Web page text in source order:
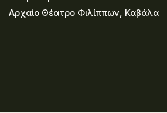
Αρχαίο Θέατρο Φιλίππων, Καβάλα